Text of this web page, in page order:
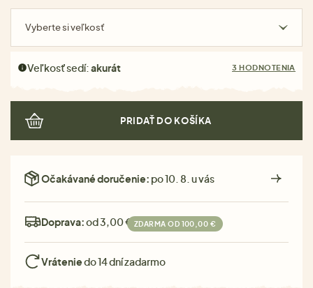
Vyberte si veľkosť
Veľkosť sedí:akurát 3 HODNOTENIA
PRIDAŤ DO KOŠÍKA
Očakávané doručenie: po 10. 8. u vás
Doprava:od 3,00 € ZDARMA OD 100,00 €
Vráteniedo 14 dní zadarmo